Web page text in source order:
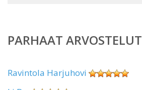
PARHAAT ARVOSTELUT
Ravintola Harjuhovi